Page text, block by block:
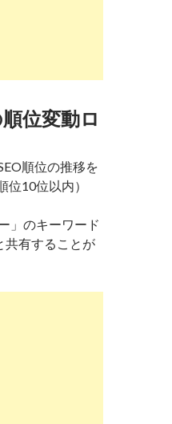
位変動ロ
順位の推移を
10位以内）
」のキーワード
共有することが